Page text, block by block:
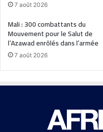
7 août 2026
Mali : 300 combattants du
Mouvement pour le Salut de
l’Azawad enrôlés dans l’armée
7 août 2026